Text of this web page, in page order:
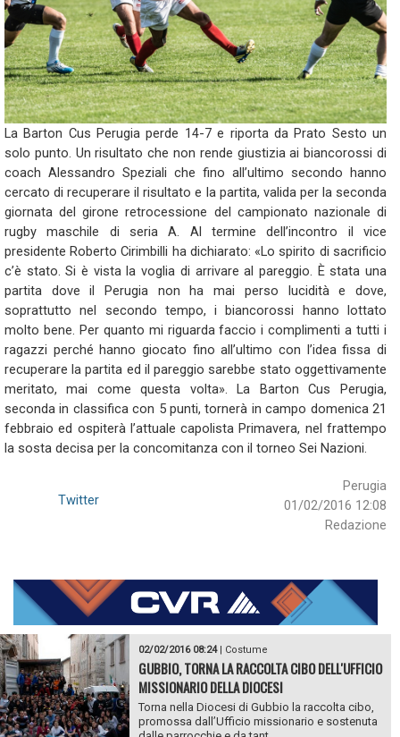
La Barton Cus Perugia perde 14-7 e riporta da Prato Sesto un
solo punto. Un risultato che non rende giustizia ai biancorossi di
coach Alessandro Speziali che fino all’ultimo secondo hanno
cercato di recuperare il risultato e la partita, valida per la seconda
giornata del girone retrocessione del campionato nazionale di
rugby maschile di seria A. Al termine dell’incontro il vice
presidente Roberto Cirimbilli ha dichiarato: «Lo spirito di sacrificio
c’è stato. Si è vista la voglia di arrivare al pareggio. È stata una
partita dove il Perugia non ha mai perso lucidità e dove,
soprattutto nel secondo tempo, i biancorossi hanno lottato
molto bene. Per quanto mi riguarda faccio i complimenti a tutti i
ragazzi perché hanno giocato fino all’ultimo con l’idea fissa di
recuperare la partita ed il pareggio sarebbe stato oggettivamente
meritato, mai come questa volta». La Barton Cus Perugia,
seconda in classifica con 5 punti, tornerà in campo domenica 21
febbraio ed ospiterà l’attuale capolista Primavera, nel frattempo
la sosta decisa per la concomitanza con il torneo Sei Nazioni.
Perugia
01/02/2016 12:08
Redazione
Twitter
02/02/2016 08:24| Costume
GUBBIO, TORNA LA RACCOLTA CIBO DELL'UFFICIO
MISSIONARIO DELLA DIOCESI
Torna nella Diocesi di Gubbio la raccolta cibo,
promossa dall’Ufficio missionario e sostenuta